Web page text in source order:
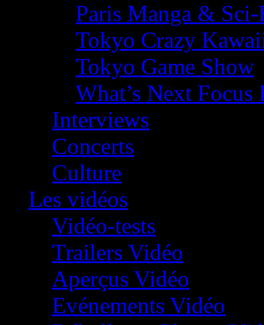
Paris Manga &
Tokyo Crazy
Tokyo Game Show
What’s Next
Interviews
Concerts
Culture
Les vidéos
Vidéo-tests
Trailers Vidéo
Aperçus Vidéo
Evénements Vidéo